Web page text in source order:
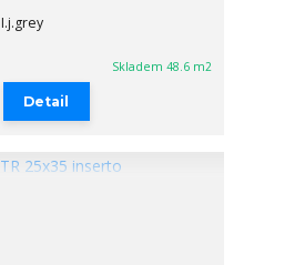
Skladem 48.6 m2
Detail